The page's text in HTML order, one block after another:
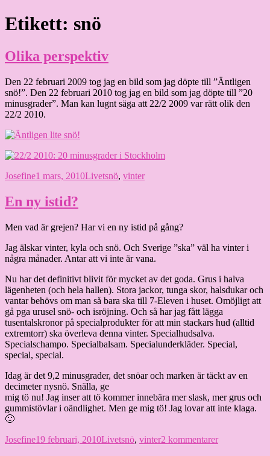
Hoppa
till
Granding.nu
Etikett: snö
Olika perspektiv
Den 22 februari 2009 tog jag en bild som jag döpte till ”Äntligen
snö!”. Den 22 februari 2010 tog jag en bild som jag döpte till ”20
minusgrader”. Man kan lugnt säga att 22/2 2009 var rätt olik den
22/2 2010.
Författare
JosefinePublicerat
1 mars, 2010Kategorier
LivetEtiketter
snö, vinter
En ny istid?
Men vad är grejen? Har vi en ny istid på gång?
Jag älskar vinter, kyla och snö. Och Sverige ”ska” väl ha vinter i
några månader. Antar att vi inte är vana.
Nu har det definitivt blivit för mycket av det goda. Grus i halva
lägenheten (och hela hallen). Stora jackor, tunga skor, halsdukar och
vantar behövs om man så bara ska till 7-Eleven i huset. Omöjligt att
gå pga urusel snö- och isröjning. Och så har jag fått lägga
tusentalskronor på specialprodukter för att min stackars hud (alltid
extremtorr) ska överleva denna vinter. Specialhudsalva.
Specialschampo. Specialbalsam. Specialunderkläder. Special,
special, special.
Idag är det 9,2 minusgrader, det snöar och marken är täckt av en
decimeter nysnö. Snälla, ge
mig tö nu! Jag inser att tö kommer innebära mer slask, mer grus och
gummistövlar i oändlighet. Men ge mig tö! Jag lovar att inte klaga.
🙂
Författare
JosefinePublicerat
19 februari, 2010Kategorier
LivetEtiketter
snö, vinter2 kommentarertill